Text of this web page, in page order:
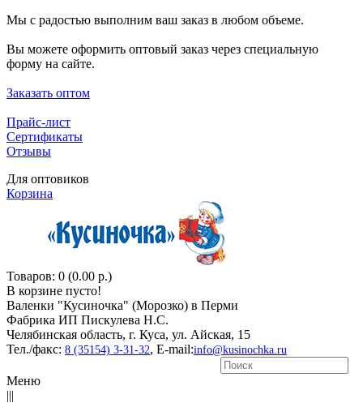
Мы с радостью выполним ваш заказ в любом объеме.
Вы можете оформить оптовый заказ через специальную
форму на сайте.
Заказать оптом
Прайс-лист
Сертификаты
Отзывы
Для оптовиков
Корзина
Товаров: 0 (0.00 р.)
В корзине пусто!
Валенки "Кусиночкa" (Морозко) в Перми
Фабрика ИП Пискулева Н.С.
Челябинская область, г. Куса, ул. Айская, 15
Тел./факс: 8 (35154) 3-31-32, E-mail:info@kusinochka.ru
Меню
|||